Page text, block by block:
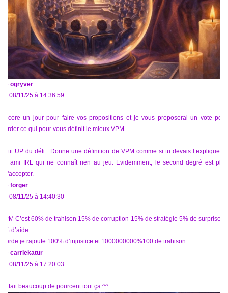
ogryver
Le 08/11/25 à 14:36:59
Encore un jour pour faire vos propositions et je vous proposerai un vote pour
garder ce qui pour vous définit le mieux VPM.
Petit UP du défi : Donne une définition de VPM comme si tu devais l’expliquer à
un ami IRL qui ne connaît rien au jeu. Evidemment, le second degré est plus
qu'accepter.
forger
Le 08/11/25 à 14:40:30
VPM C’est 60% de trahison 15% de corruption 15% de stratégie 5% de surprise et
5% d’aide
Merde je rajoute 100% d’injustice et 1000000000%100 de trahison
carriekatur
Le 08/11/25 à 17:20:03
ça fait beaucoup de pourcent tout ça ^^